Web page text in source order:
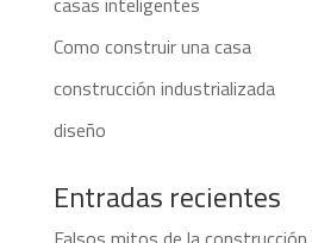
Como construir una casa
construcción industrializada
diseño
Entradas recientes